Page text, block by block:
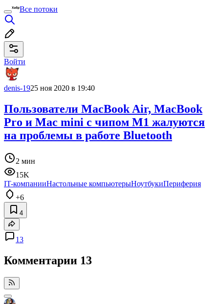
Все потоки
Войти
denis-1925 ноя 2020 в 19:40
Пользователи MacBook Air, MacBook
Pro и Mac mini с чипом M1 жалуются
на проблемы в работе Bluetooth
2 мин
15K
IT-компанииНастольные компьютерыНоутбукиПериферия
+6
4
13
Комментарии 13